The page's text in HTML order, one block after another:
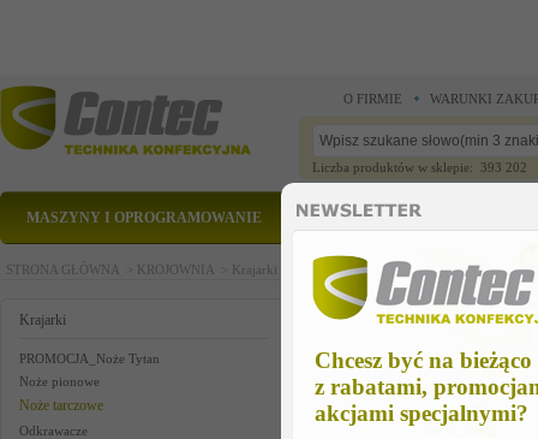
Chcesz być na bieżąco
z rabatami,
akcjami specjalnymi?
O FIRMIE WARUNKI
Liczba produktów w sklepie: 393 202
MASZYNY I OPROGRAMOWANIE CZĘŚCI ZAMIENNE
STRONA GŁÓWNA > KROJOWNIA > Krajarki > Noże tarczowe > Nóż tarczowy
Krajarki
PROMOCJA_Noże Tytan
Noże pionowe
Noże tarczowe
Odkrawacze
Nóż tarczowy Eastman